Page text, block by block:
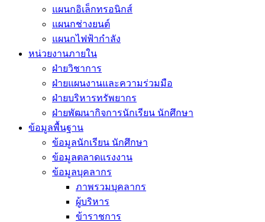
แผนกอิเล็กทรอนิกส์
แผนกช่างยนต์
แผนกไฟฟ้ากำลัง
หน่วยงานภายใน
ฝ่ายวิชาการ
ฝ่ายแผนงานและความร่วมมือ
ฝ่ายบริหารทรัพยากร
ฝ่ายพัฒนากิจการนักเรียน นักศึกษา
ข้อมูลพื้นฐาน
ข้อมูลนักเรียน นักศึกษา
ข้อมูลตลาดแรงงาน
ข้อมูลบุคลากร
ภาพรวมบุคลากร
ผู้บริหาร
ข้าราชการ